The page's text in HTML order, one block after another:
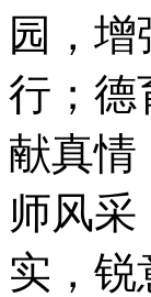
园，
行；德
献真情
师风
实，锐